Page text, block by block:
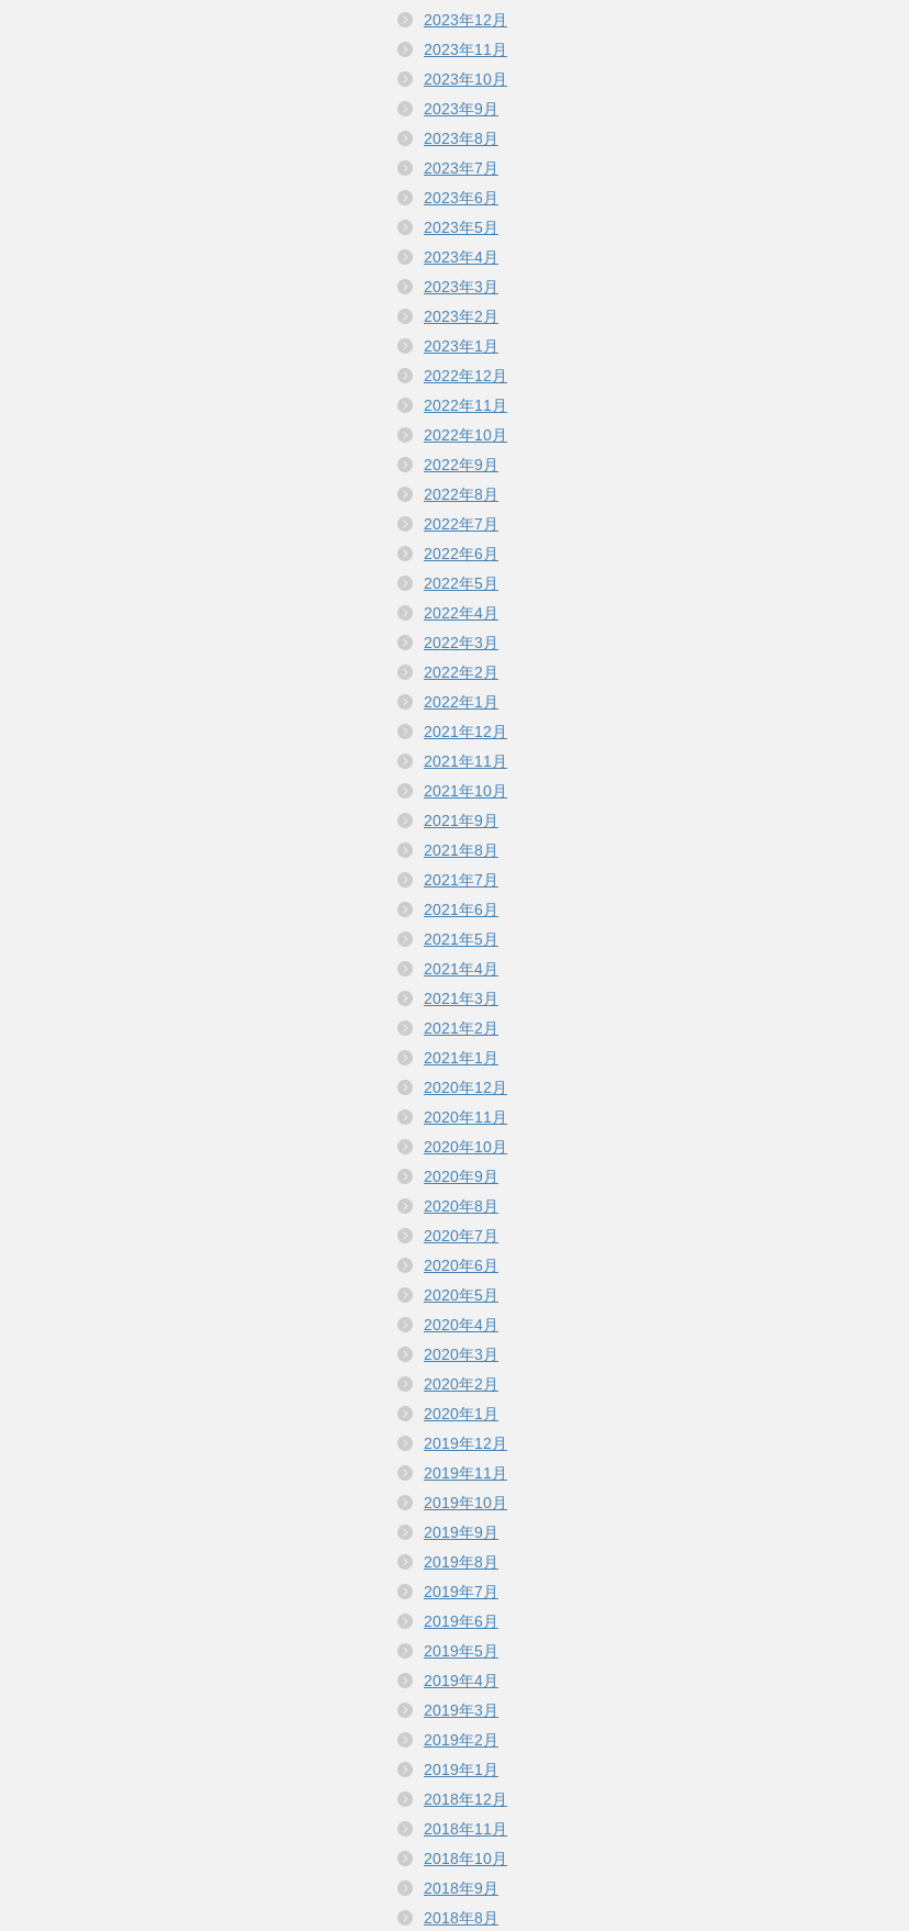
2023年12月
2023年11月
2023年10月
2023年9月
2023年8月
2023年7月
2023年6月
2023年5月
2023年4月
2023年3月
2023年2月
2023年1月
2022年12月
2022年11月
2022年10月
2022年9月
2022年8月
2022年7月
2022年6月
2022年5月
2022年4月
2022年3月
2022年2月
2022年1月
2021年12月
2021年11月
2021年10月
2021年9月
2021年8月
2021年7月
2021年6月
2021年5月
2021年4月
2021年3月
2021年2月
2021年1月
2020年12月
2020年11月
2020年10月
2020年9月
2020年8月
2020年7月
2020年6月
2020年5月
2020年4月
2020年3月
2020年2月
2020年1月
2019年12月
2019年11月
2019年10月
2019年9月
2019年8月
2019年7月
2019年6月
2019年5月
2019年4月
2019年3月
2019年2月
2019年1月
2018年12月
2018年11月
2018年10月
2018年9月
2018年8月